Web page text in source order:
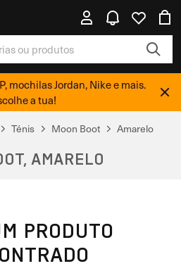
mochilas Jordan, Nike e mais.
a tua!
Ténis Moon Boot Amarelo
AMARELO
PRODUTO